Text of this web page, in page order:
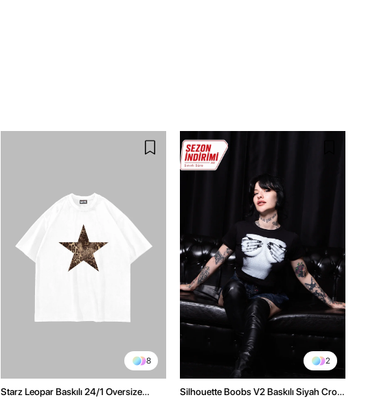
8
Starz Leopar Baskılı 24/1 Oversize
2
Silhouette Boobs V2 Baskılı Siyah Crop